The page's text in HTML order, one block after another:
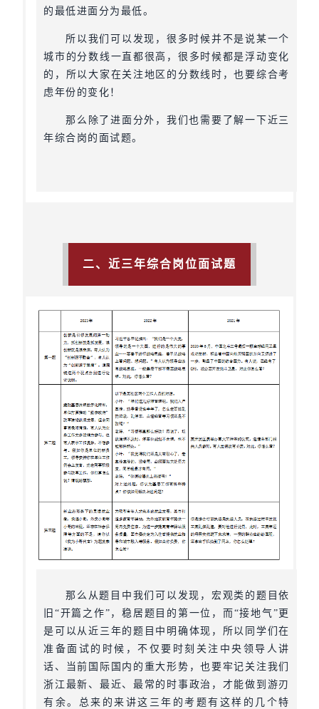
的最低进面分为最低。
所以我们可以发现，很多时候并不是说某一个
城市的分数线一直都很高，很多时候都是浮动变化
的，所以大家在关注地区的分数线时，也要综合考
虑年份的变化！
那么除了进面分外，我们也需要了解一下近三
年综合岗的面试题。
二、近三年综合岗位面试题
那么从题目中我们可以发现，宏观类的题目依
旧“开篇之作”，稳居题目的第一位，而“接地气”更
是可以从近三年的题目中明确体现，所以同学们在
准备面试的时候，不仅要时刻关注中央领导人讲
话、当前国际国内的重大形势，也要牢记关注我们
浙江最新、最近、最常的时事政治，才能做到游刃
有余。总来的来讲这三年的考题有这样的几个特